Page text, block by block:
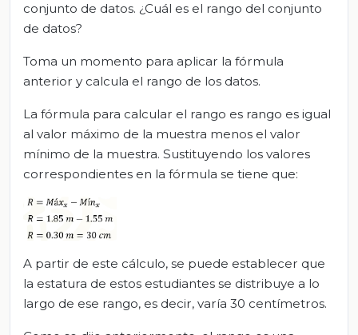
conjunto de datos. ¿Cuál es el rango del conjunto
de datos?
Toma un momento para aplicar la fórmula
anterior y calcula el rango de los datos.
La fórmula para calcular el rango es rango es igual
al valor máximo de la muestra menos el valor
mínimo de la muestra. Sustituyendo los valores
correspondientes en la fórmula se tiene que:
A partir de este cálculo, se puede establecer que
la estatura de estos estudiantes se distribuye a lo
largo de ese rango, es decir, varía 30 centímetros.